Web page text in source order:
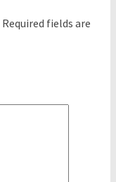
Required fields are